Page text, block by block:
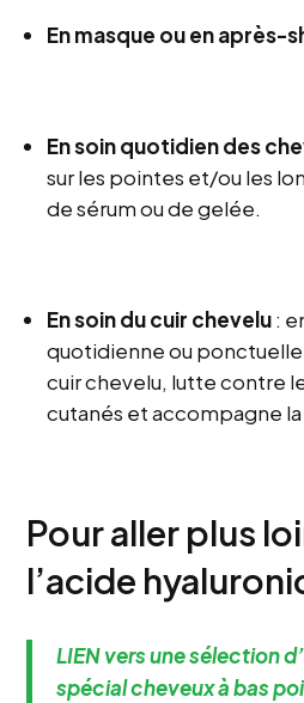
En masque ou en après-
En soin quotidien des
sur les pointes et/ou les
de sérum ou de gelée.
En soin du cuir chevelu:
quotidienne ou
cuir chevelu, lutte contre
cutanés et accompagne
Pour aller plus
l’acide
LIEN vers une sélection
spécial cheveux à bas